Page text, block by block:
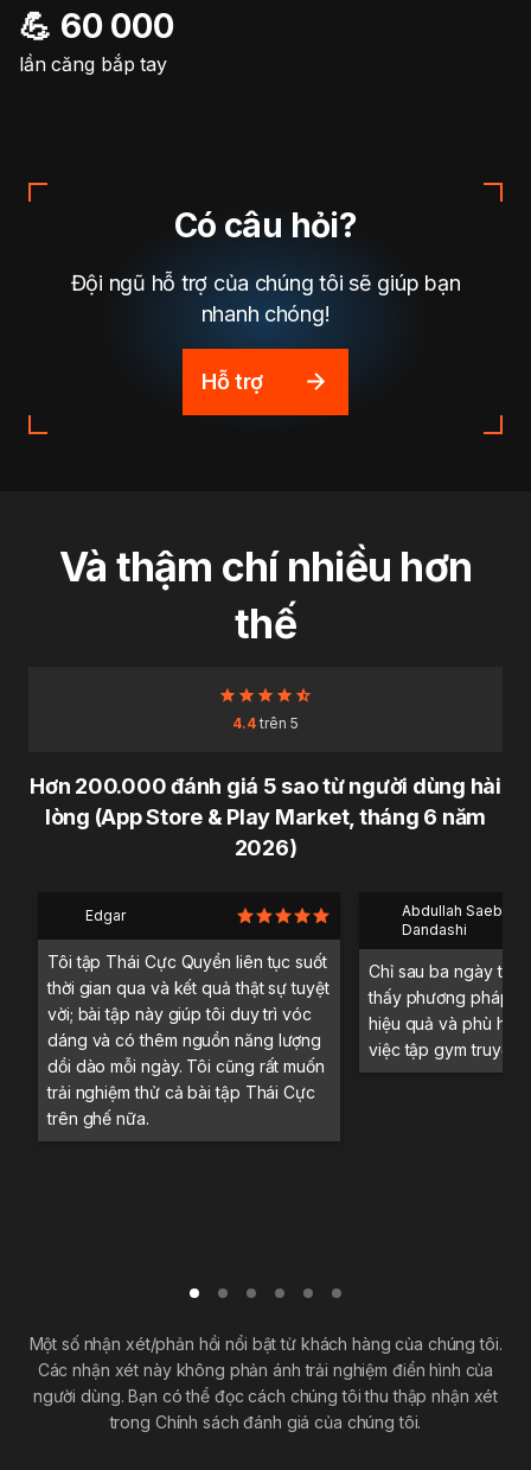
💪 60 000
lần căng bắp tay
Có câu hỏi?
Đội ngũ hỗ trợ của chúng tôi sẽ giúp bạn
nhanh chóng!
Hỗ trợ
Và thậm chí nhiều hơn
thế
4.4trên 5
Hơn 200.000 đánh giá 5 sao từ người dùng hài
lòng (App Store & Play Market, tháng 6 năm
2026)
Edgar
Tôi tập Thái Cực Quyền liên tục suốt
thời gian qua và kết quả thật sự tuyệt
vời; bài tập này giúp tôi duy trì vóc
dáng và có thêm nguồn năng lượng
dồi dào mỗi ngày. Tôi cũng rất muốn
trải nghiệm thử cả bài tập Thái Cực
trên ghế nữa.
Abdullah Saeb Al
Dandashi
Chỉ sau ba ngày trải
thấy phương pháp
hiệu quả và phù hợp
việc tập gym truyền
Một số nhận xét/phản hồi nổi bật từ khách hàng của chúng tôi.
Các nhận xét này không phản ánh trải nghiệm điển hình của
người dùng. Bạn có thể đọc cách chúng tôi thu thập nhận xét
trong Chính sách đánh giá của chúng tôi.